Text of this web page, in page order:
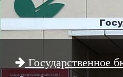
Государственное